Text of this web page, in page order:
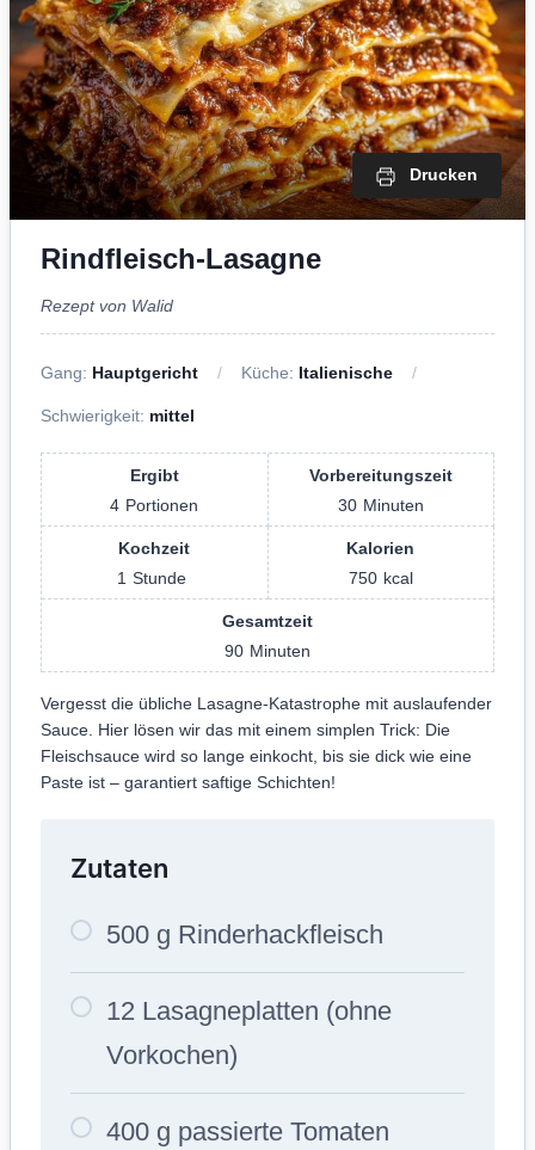
Drucken
Rindfleisch-Lasagne
Rezept von Walid
Gang: Hauptgericht Küche: Italienische
Schwierigkeit: mittel
Ergibt
4 Portionen
Vorbereitungszeit
30 Minuten
Kochzeit
1 Stunde
Kalorien
750 kcal
Gesamtzeit
90 Minuten
Vergesst die übliche Lasagne-Katastrophe mit auslaufender
Sauce. Hier lösen wir das mit einem simplen Trick: Die
Fleischsauce wird so lange einkocht, bis sie dick wie eine
Paste ist – garantiert saftige Schichten!
Zutaten
500 g Rinderhackfleisch
12 Lasagneplatten (ohne
Vorkochen)
400 g passierte Tomaten